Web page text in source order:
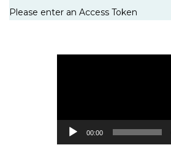
Please enter an Access Token
00:00